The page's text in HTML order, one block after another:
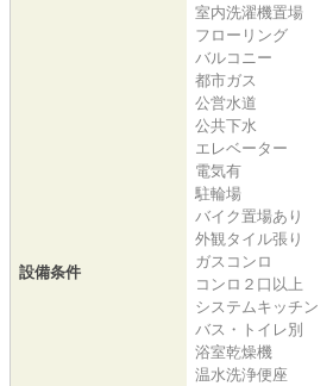
設備条件
室内洗濯機置場
フローリング
バルコニー
都市ガス
公営水道
公共下水
エレベーター
電気有
駐輪場
バイク置場あり
外観タイル張り
ガスコンロ
コンロ２口以上
システムキッチン
バス・トイレ別
浴室乾燥機
温水洗浄便座